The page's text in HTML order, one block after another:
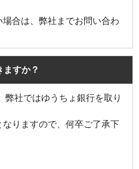
合は、弊社までお問い合わ
ますか？
弊社ではゆうちょ銀行を取り
りますので、何卒ご了承下